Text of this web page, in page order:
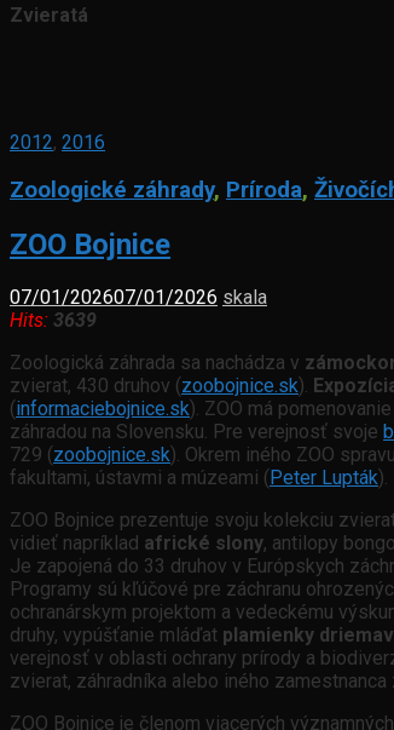
Zvieratá
2012, 2016
Zoologické záhrady, Príroda,
ZOO Bojnice
07/01/202607/01/2026 skala
Hits: 3639
Zoologická záhrada sa nachádza v
zvierat, 430 druhov (zoobojnice.sk).
(informaciebojnice.sk). ZOO má
záhradou na Slovensku. Pre verejnosť svoje
729 (zoobojnice.sk). Okrem iného ZOO
fakultami, ústavmi a múzeami (Peter Lupták).
ZOO Bojnice prezentuje svoju kolekciu
vidieť napríklad africké slony, antilopy
Je zapojená do 33 druhov v Európskych
Programy sú kľúčové pre záchranu
ochranárskym projektom a vedeckému
druhy, vypúšťanie mláďat plamienky
verejnosť v oblasti ochrany prírody a
zvierat, záhradníka alebo iného zamestnanca
ZOO Bojnice je členom viacerých významných